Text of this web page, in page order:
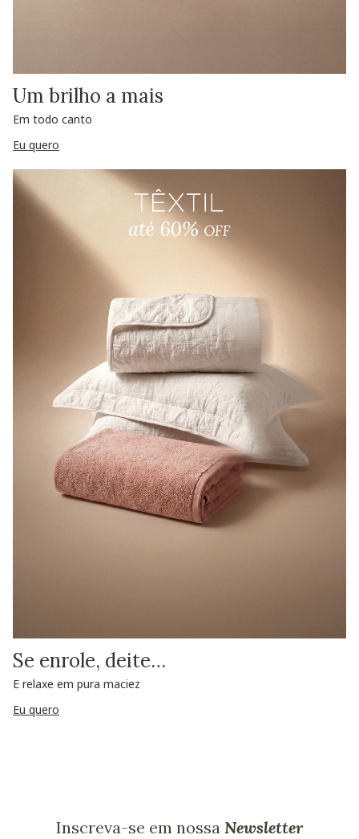
Um brilho a mais
Em todo canto
Eu quero
Se enrole, deite…
E relaxe em pura maciez
Eu quero
Inscreva-se em nossa Newsletter